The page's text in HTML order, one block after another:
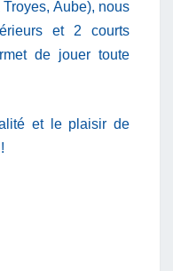
Aube), nous
et 2 courts
de jouer toute
et le plaisir de